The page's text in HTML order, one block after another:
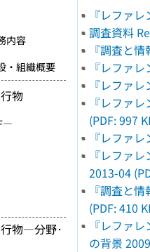
『レファ
調査資料
『調査と
『レファ
『レファ
『レファ
(PDF: 997
『レファ
『レファ
2013-04
『調査と
(PDF: 410
『レファ
の背景
内容
・組織概要
物
物―分野･